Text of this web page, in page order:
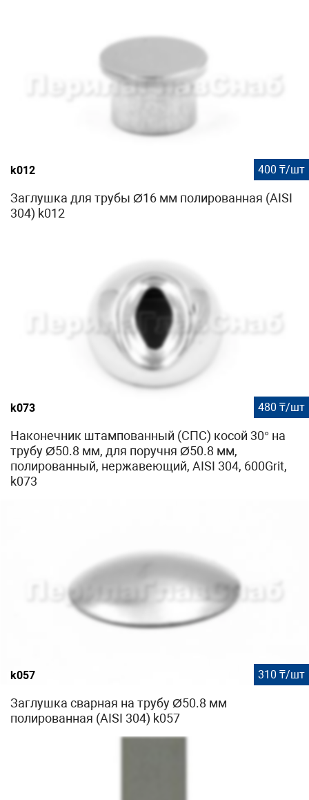
k012 400 ₸/шт
Заглушка для трубы Ø16 мм полированная (AISI
304) k012
k073 480 ₸/шт
Наконечник штампованный (СПС) косой 30° на
трубу Ø50.8 мм, для поручня Ø50.8 мм,
полированный, нержавеющий, AISI 304, 600Grit,
k073
k057 310 ₸/шт
Заглушка сварная на трубу Ø50.8 мм
полированная (AISI 304) k057